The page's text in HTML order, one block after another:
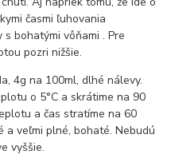
časmi ľuhovania
bohatými vôňami . Pre
pozri nižšie.
4g na 100ml, dlhé nálevy.
o 5°C a skrátime na 90
a čas stratíme na 60
veľmi plné, bohaté. Nebudú
vyššie.